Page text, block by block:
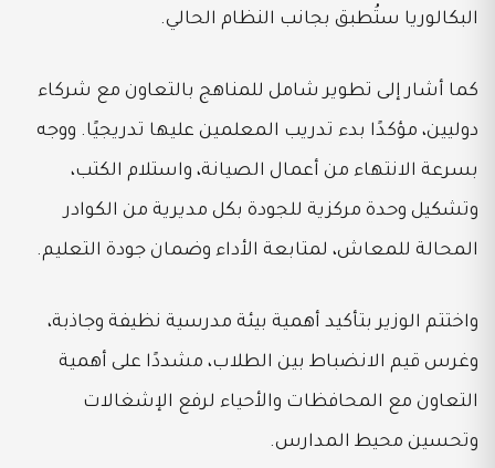
البكالوريا ستُطبق بجانب النظام الحالي.
كما أشار إلى تطوير شامل للمناهج بالتعاون مع شركاء
دوليين، مؤكدًا بدء تدريب المعلمين عليها تدريجيًا. ووجه
بسرعة الانتهاء من أعمال الصيانة، واستلام الكتب،
وتشكيل وحدة مركزية للجودة بكل مديرية من الكوادر
المحالة للمعاش، لمتابعة الأداء وضمان جودة التعليم.
واختتم الوزير بتأكيد أهمية بيئة مدرسية نظيفة وجاذبة،
وغرس قيم الانضباط بين الطلاب، مشددًا على أهمية
التعاون مع المحافظات والأحياء لرفع الإشغالات
وتحسين محيط المدارس.